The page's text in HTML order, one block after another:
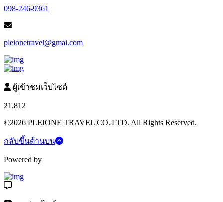
098-246-9361
pleionetravel@gmai.com
ผู้เข้าชมเว็บไซต์
21,812
©2026 PLEIONE TRAVEL CO.,LTD. All Rights Reserved.
กลับขึ้นด้านบน
Powered by